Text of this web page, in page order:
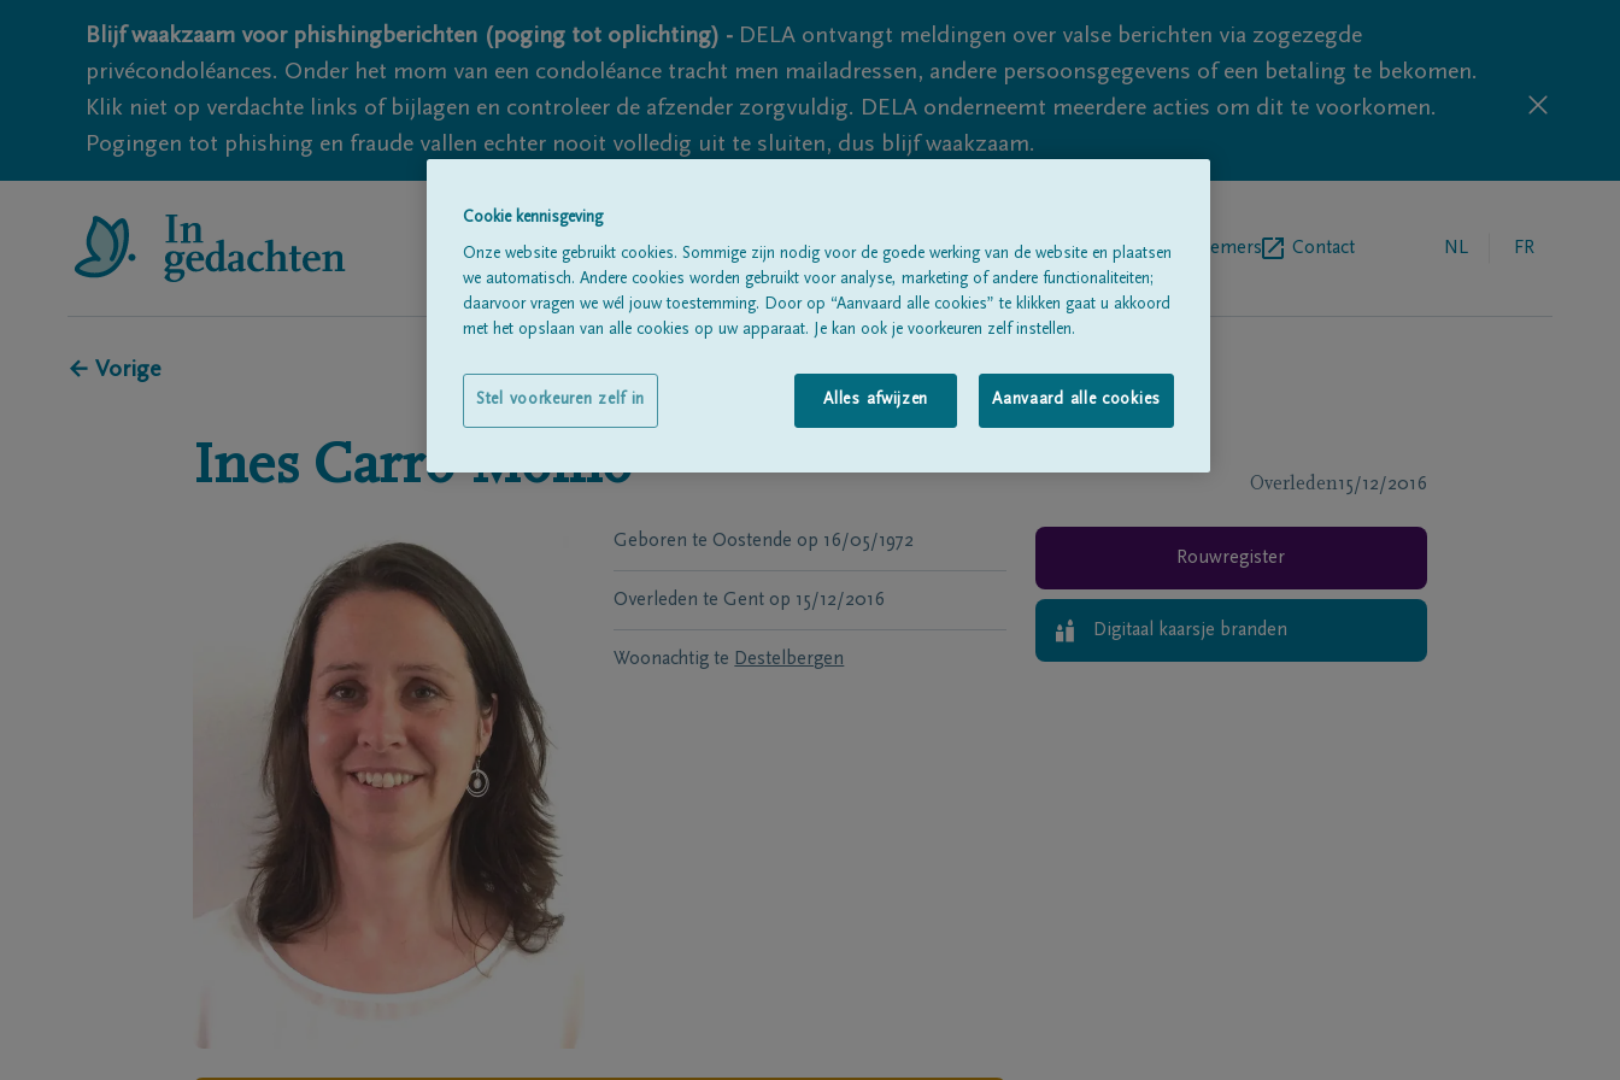
Blijf waakzaam voor phishingberichten (poging tot oplichting) - DELA ontvangt meldingen over valse berichten via zogezegde
privécondoléances. Onder het mom van een condoléance tracht men mailadressen, andere persoonsgegevens of een betaling te bekomen.
Klik niet op verdachte links of bijlagen en controleer de afzender zorgvuldig. DELA onderneemt meerdere acties om dit te voorkomen.
Pogingen tot phishing en fraude vallen echter nooit volledig uit te sluiten, dus blijf waakzaam.
Alle rouwberichtenOver onsBegrafenisondernemers Contact NL FR
← Vorige
Ines Carro-Moiño Overleden15/12/2016
Geboren te Oostende op 16/05/1972
Overleden te Gent op 15/12/2016
Woonachtig te Destelbergen
Rouwregister
Digitaal kaarsje branden
Cookie kennisgeving
Onze website gebruikt cookies. Sommige zijn nodig voor de goede werking van de website en plaatsen
we automatisch. Andere cookies worden gebruikt voor analyse, marketing of andere functionaliteiten;
daarvoor vragen we wél jouw toestemming. Door op “Aanvaard alle cookies” te klikken gaat u akkoord
met het opslaan van alle cookies op uw apparaat. Je kan ook je voorkeuren zelf instellen.
Alles afwijzen Aanvaard alle cookies
Stel voorkeuren zelf in